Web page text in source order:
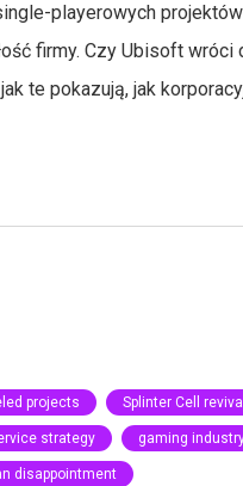
playerowych
firmy. Czy Ubisoft
te pokazują, jak
projects Splinter Cell
strategy gaming
disappointment